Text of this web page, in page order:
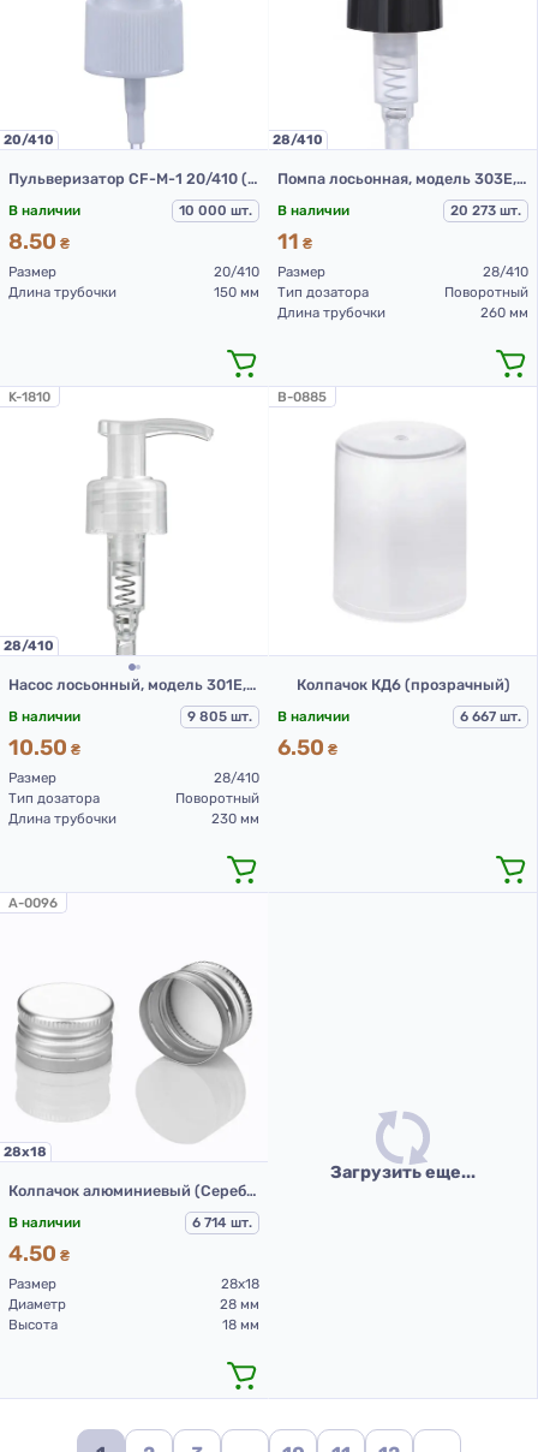
20/410
Пульверизатор CF-M-1 20/410 (белый L 150 мм (до прокладки))
В наличии 10 000 шт.
8.50 ₴
Размер
20/410
Длина трубочки
150 мм
28/410
Помпа лосьонная, модель 303Е, 28/410, гладкая, Черный, 210 мм (Дозатор 28/410)
В наличии 20 273 шт.
11 ₴
Размер
28/410
Тип дозатора
Поворотный
Длина трубочки
260 мм
K-1810
28/410
Насос лосьонный, модель 301Е, 28/410, прозрачный, 230 мм (Дозатор 28/410)
В наличии 9 805 шт.
10.50 ₴
Размер
28/410
Тип дозатора
Поворотный
Длина трубочки
230 мм
B-0885
Колпачок КД6 (прозрачный)
В наличии 6 667 шт.
6.50 ₴
A-0096
28х18
Колпачок алюминиевый (Серебро с резьбой 28х18 мм)
В наличии 6 714 шт.
4.50 ₴
Размер
28х18
Диаметр
28 мм
Высота
18 мм
Загрузить еще...